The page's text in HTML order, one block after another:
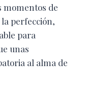
momentos de
perfección,
para
unas
al alma de